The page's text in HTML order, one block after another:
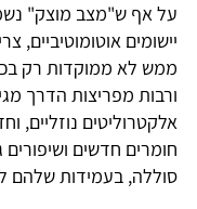
על אף ש"מצב מוצק"
יישומים
ממש לא ממוקדות רק
ורבות מפריצות הדרך
אלקטרוליטים נוזליים,
חומרים חדשים
סוללה, בעמידות שלהם